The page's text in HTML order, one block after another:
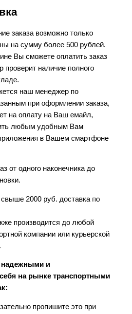
заказа возможно только
на сумму более 500 рублей.
Вы сможете оплатить заказ
проверит наличие полного
наш менеджер по
при оформлении заказа,
на оплату на Ваш емайл,
любым удобным Вам
в Вашем смартфоне
от одного наконечника до
2000 руб. доставка по
производится до любой
компании или курьерской
надежными и
на рынке транспортными
пропишите это при